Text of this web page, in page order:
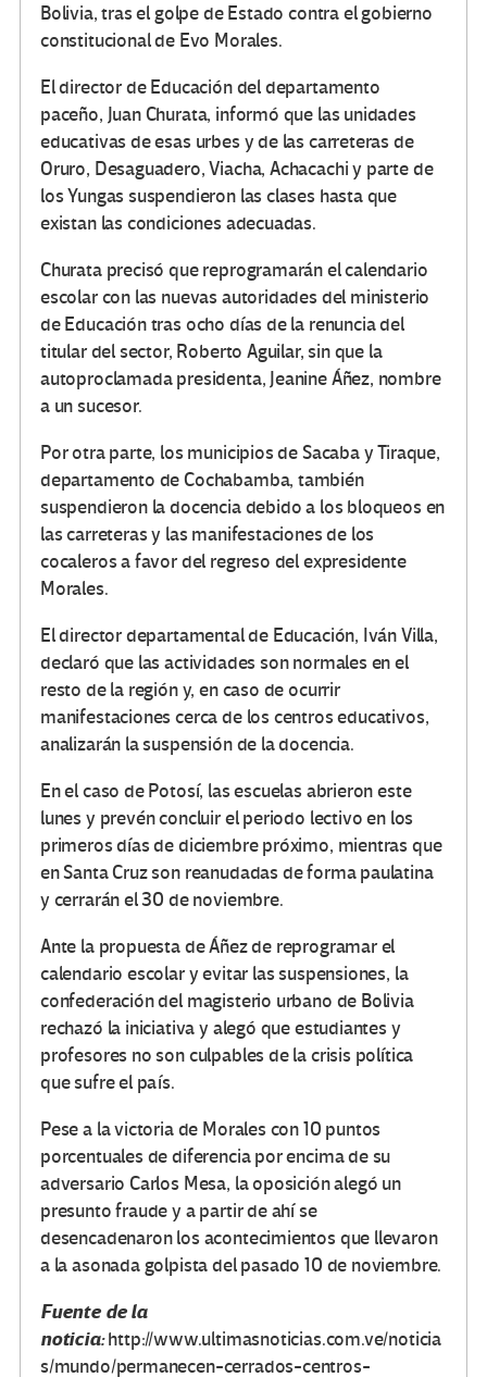
Bolivia, tras el golpe de Estado contra el gobierno
constitucional de Evo Morales.
El director de Educación del departamento
paceño, Juan Churata, informó que las unidades
educativas de esas urbes y de las carreteras de
Oruro, Desaguadero, Viacha, Achacachi y parte de
los Yungas suspendieron las clases hasta que
existan las condiciones adecuadas.
Churata precisó que reprogramarán el calendario
escolar con las nuevas autoridades del ministerio
de Educación tras ocho días de la renuncia del
titular del sector, Roberto Aguilar, sin que la
autoproclamada presidenta, Jeanine Áñez, nombre
a un sucesor.
Por otra parte, los municipios de Sacaba y Tiraque,
departamento de Cochabamba, también
suspendieron la docencia debido a los bloqueos en
las carreteras y las manifestaciones de los
cocaleros a favor del regreso del expresidente
Morales.
El director departamental de Educación, Iván Villa,
declaró que las actividades son normales en el
resto de la región y, en caso de ocurrir
manifestaciones cerca de los centros educativos,
analizarán la suspensión de la docencia.
En el caso de Potosí, las escuelas abrieron este
lunes y prevén concluir el periodo lectivo en los
primeros días de diciembre próximo, mientras que
en Santa Cruz son reanudadas de forma paulatina
y cerrarán el 30 de noviembre.
Ante la propuesta de Áñez de reprogramar el
calendario escolar y evitar las suspensiones, la
confederación del magisterio urbano de Bolivia
rechazó la iniciativa y alegó que estudiantes y
profesores no son culpables de la crisis política
que sufre el país.
Pese a la victoria de Morales con 10 puntos
porcentuales de diferencia por encima de su
adversario Carlos Mesa, la oposición alegó un
presunto fraude y a partir de ahí se
desencadenaron los acontecimientos que llevaron
a la asonada golpista del pasado 10 de noviembre.
Fuente de la
noticia:http://www.ultimasnoticias.com.ve/noticia
s/mundo/permanecen-cerrados-centros-